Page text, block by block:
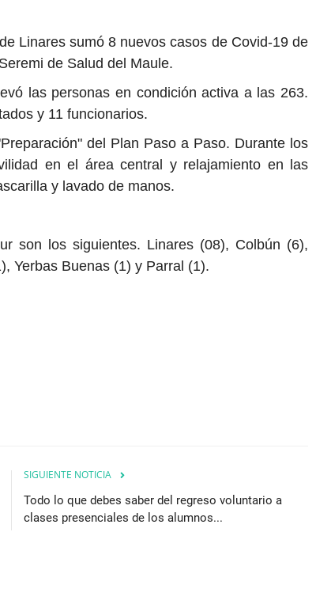
nuevos casos de Covid-19 de
de Salud del Maule.
las personas en condición activa a las 263.
y 11 funcionarios.
del Plan Paso a Paso. Durante los
en el área central y relajamiento en las
y lavado de manos.
son los siguientes. Linares (08), Colbún (6),
Yerbas Buenas (1) y Parral (1).
SIGUIENTE NOTICIA
Todo lo que debes saber del regreso voluntario a
clases presenciales de los alumnos...
Espectáculos